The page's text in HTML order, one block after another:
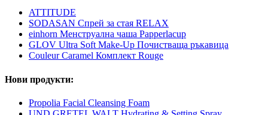
ATTITUDE
SODASAN Спрей за стая RELAX
einhorn Менструална чаша Papperlacup
GLOV Ultra Soft Make-Up Почистваща ръкавица
Couleur Caramel Комплект Rouge
Нови продукти:
Propolia Facial Cleansing Foam